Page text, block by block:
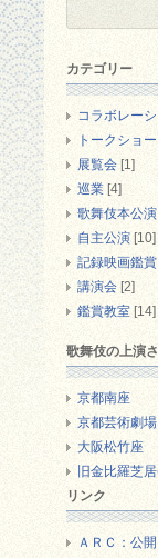
カテゴリー
コラボレー
トークショー
展覧会 [1]
巡業 [4]
歌舞伎本公演
自主公演 [10]
記録映画鑑賞
講演会 [2]
鑑賞教室 [14]
歌舞伎の上演
京都南座
京都芸術劇
大阪松竹座
旧金比羅芝
リンク
ＡＲＣ：公